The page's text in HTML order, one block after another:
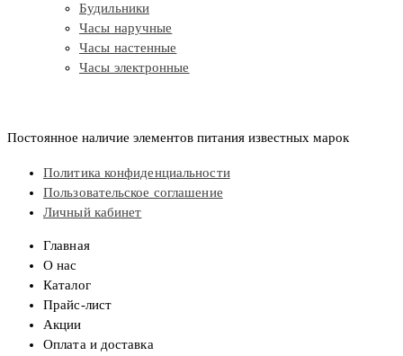
Будильники
Часы наручные
Часы настенные
Часы электронные
Постоянное наличие элементов питания известных марок
Политика конфиденциальности
Пользовательское соглашение
Личный кабинет
Главная
О нас
Каталог
Прайс-лист
Акции
Оплата и доставка